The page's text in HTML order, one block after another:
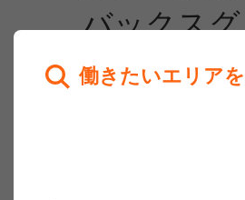
バックス
働きたいエリア